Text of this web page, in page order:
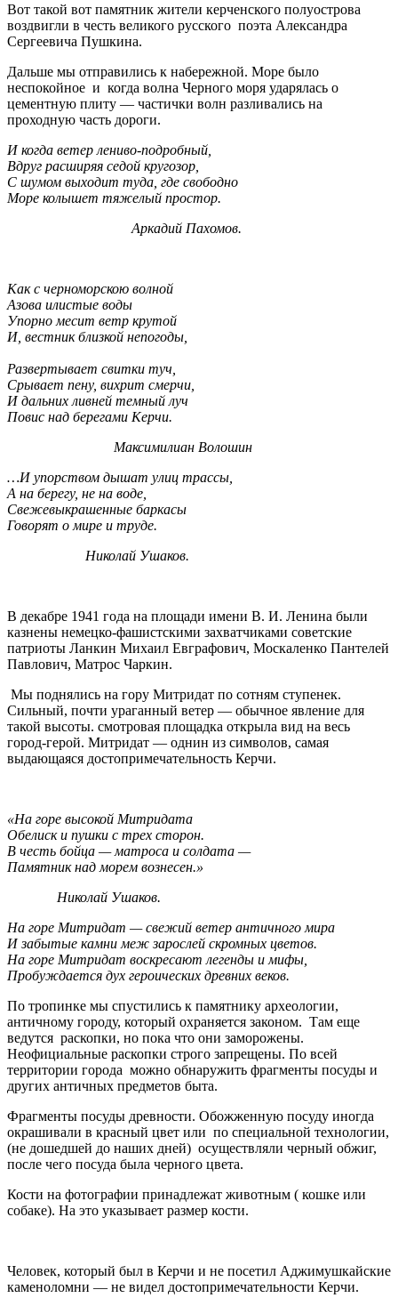
Вот такой вот памятник жители керченского полуострова
воздвигли в честь великого русского поэта Александра
Сергеевича Пушкина.
Дальше мы отправились к набережной. Море было
неспокойное и когда волна Черного моря ударялась о
цементную плиту — частички волн разливались на
проходную часть дороги.
И когда ветер лениво-подробный,
Вдруг расширяя седой кругозор,
С шумом выходит туда, где свободно
Море колышет тяжелый простор.
Аркадий Пахомов.
Как с черноморскою волной
Азова илистые воды
Упорно месит ветр крутой
И, вестник близкой непогоды,
Развертывает свитки туч,
Срывает пену, вихрит смерчи,
И дальних ливней темный луч
Повис над берегами Керчи.
Максимилиан Волошин
…И упорством дышат улиц трассы,
А на берегу, не на воде,
Свежевыкрашенные баркасы
Говорят о мире и труде.
Николай Ушаков.
В декабре 1941 года на площади имени В. И. Ленина были
казнены немецко-фашистскими захватчиками советские
патриоты Ланкин Михаил Евграфович, Москаленко Пантелей
Павлович, Матрос Чаркин.
Мы поднялись на гору Митридат по сотням ступенек.
Сильный, почти ураганный ветер — обычное явление для
такой высоты. смотровая площадка открыла вид на весь
город-герой. Митридат — однин из символов, самая
выдающаяся достопримечательность Керчи.
«На горе высокой Митридата
Обелиск и пушки с трех сторон.
В честь бойца — матроса и солдата —
Памятник над морем вознесен.»
Николай Ушаков.
На горе Митридат — свежий ветер античного мира
И забытые камни меж зарослей скромных цветов.
На горе Митридат воскресают легенды и мифы,
Пробуждается дух героических древних веков.
По тропинке мы спустились к памятнику археологии,
античному городу, который охраняется законом. Там еще
ведутся раскопки, но пока что они заморожены.
Неофициальные раскопки строго запрещены. По всей
территории города можно обнаружить фрагменты посуды и
других античных предметов быта.
Фрагменты посуды древности. Обожженную посуду иногда
окрашивали в красный цвет или по специальной технологии,
(не дошедшей до наших дней) осуществляли черный обжиг,
после чего посуда была черного цвета.
Кости на фотографии принадлежат животным ( кошке или
собаке). На это указывает размер кости.
Человек, который был в Керчи и не посетил Аджимушкайские
каменоломни — не видел достопримечательности Керчи.